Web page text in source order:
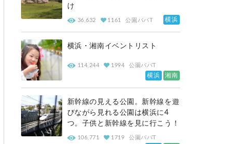
暑い夏に親子でアイスクリームを作ろう！夏休みの親子時間に
け
36,632 1161 公園パパT 横浜
横浜・湘南イベントリスト
114,244 1994 公園パパT
横浜 湘南
新幹線の見える公園。新幹線を遊
びながら見れる公園は横浜に4
つ。子供と新幹線を見に行こう！
106,771 1719 公園パパT